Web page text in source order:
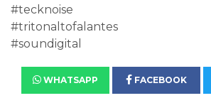
#tecknoise
#tritonaltofalantes
#soundigital
WHATSAPP FACEBOOK